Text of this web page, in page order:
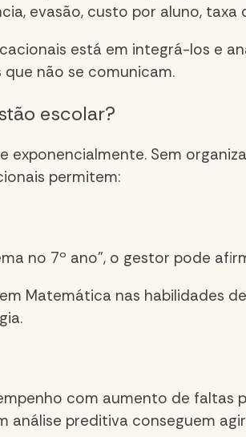
evasão, custo por aluno, taxa
está em integrá-los e
que não se comunicam.
escolar?
Sem
permitem:
no 7º ano”, o gestor pode
Matemática nas habilidades
com aumento de faltas
análise preditiva conseguem